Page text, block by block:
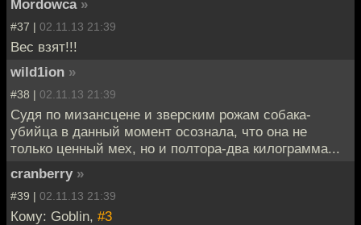
Mordowca »
#37 | 02.11.13 21:39
Вес взят!!!
wild1ion »
#38 | 02.11.13 21:39
Судя по мизансцене и зверским рожам собака-
убийца в данный момент осознала, что она не
только ценный мех, но и полтора-два килограмма...
cranberry »
#39 | 02.11.13 21:39
Кому: Goblin, #3